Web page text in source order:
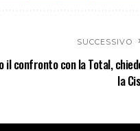
SUCCESSIVO
il confronto con la Total,
la